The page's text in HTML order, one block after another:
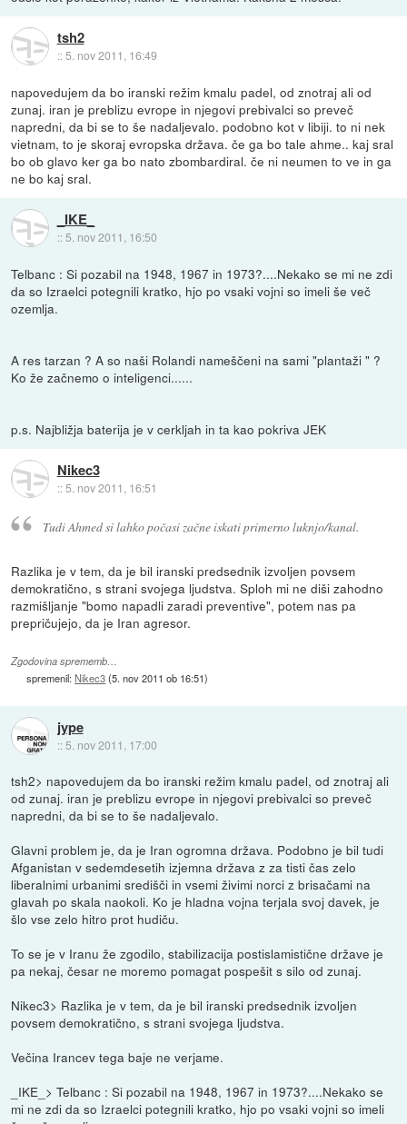
tsh2
::5. nov 2011, 16:49
napovedujem da bo iranski režim kmalu padel, od znotraj ali od
zunaj. iran je preblizu evrope in njegovi prebivalci so preveč
napredni, da bi se to še nadaljevalo. podobno kot v libiji. to ni nek
vietnam, to je skoraj evropska država. če ga bo tale ahme.. kaj sral
bo ob glavo ker ga bo nato zbombardiral. če ni neumen to ve in ga
ne bo kaj sral.
_IKE_
:: 5. nov 2011, 16:50
Telbanc : Si pozabil na 1948, 1967 in 1973?....Nekako se mi ne zdi
da so Izraelci potegnili kratko, hjo po vsaki vojni so imeli še več
ozemlja.
A res tarzan ? A so naši Rolandi nameščeni na sami "plantaži " ?
Ko že začnemo o inteligenci......
p.s. Najbližja baterija je v cerkljah in ta kao pokriva JEK
Nikec3
::5. nov 2011, 16:51
Tudi Ahmed si lahko počasi začne iskati primerno luknjo/kanal.
Razlika je v tem, da je bil iranski predsednik izvoljen povsem
demokratično, s strani svojega ljudstva. Sploh mi ne diši zahodno
razmišljanje "bomo napadli zaradi preventive", potem nas pa
prepričujejo, da je Iran agresor.
Zgodovina sprememb…
spremenil:Nikec3(5. nov 2011 ob 16:51)
jype
:: 5. nov 2011, 17:00
tsh2> napovedujem da bo iranski režim kmalu padel, od znotraj ali
od zunaj. iran je preblizu evrope in njegovi prebivalci so preveč
napredni, da bi se to še nadaljevalo.
Glavni problem je, da je Iran ogromna država. Podobno je bil tudi
Afganistan v sedemdesetih izjemna država z za tisti čas zelo
liberalnimi urbanimi središči in vsemi živimi norci z brisačami na
glavah po skala naokoli. Ko je hladna vojna terjala svoj davek, je
šlo vse zelo hitro prot hudiču.
To se je v Iranu že zgodilo, stabilizacija postislamistične države je
pa nekaj, česar ne moremo pomagat pospešit s silo od zunaj.
Nikec3> Razlika je v tem, da je bil iranski predsednik izvoljen
povsem demokratično, s strani svojega ljudstva.
Večina Irancev tega baje ne verjame.
_IKE_> Telbanc : Si pozabil na 1948, 1967 in 1973?....Nekako se
mi ne zdi da so Izraelci potegnili kratko, hjo po vsaki vojni so imeli